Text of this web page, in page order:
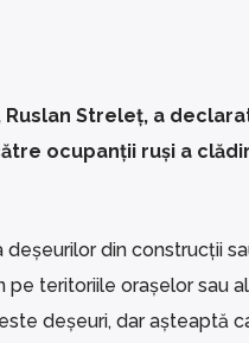
Ruslan Streleț, a
ocupanții ruși a
deșeurilor din construcții
pe teritoriile orașelor sau
deșeuri, dar așteaptă